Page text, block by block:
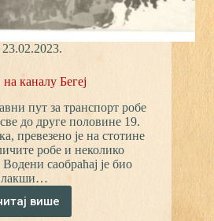
23.02.2023.
каналу Бегеј
пут за транспорт робе
до друге половине 19.
превезено је на стотине
робе и неколико
саобраћај је био
више
Саобраћај